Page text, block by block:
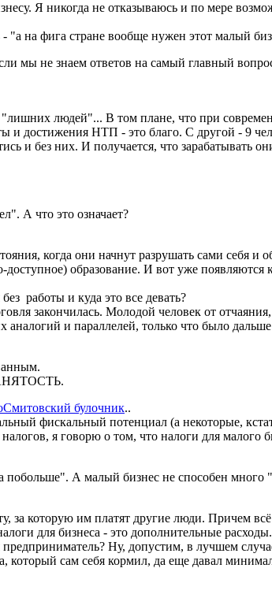
Я никогда не отказываюсь и по мере
"а на фига стране вообще нужен этот малый
мы не знаем ответов на самый главный
"лишних людей"... В том плане, что при
и достижения НТП - это благо. С другой - 9
и без них. И получается, что зарабатывать
А что это означает?
когда они начнут разрушать сами себя и
доступное) образование. И вот уже
работы и куда это все девать?
закончилась. Молодой человек от
и параллелей, только что было дальше
булочник..
фискальный потенциал (а некоторые,
я говорю о том, что налоги для малого
А малый бизнес не способен много
за которую им платят другие люди. Причем
для бизнеса - это дополнительные
Ну, допустим, в лучшем
который сам себя кормил, да еще давал